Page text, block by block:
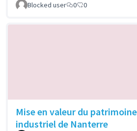
Blocked user 0 0
Mise en valeur du patrimoine
industriel de Nanterre